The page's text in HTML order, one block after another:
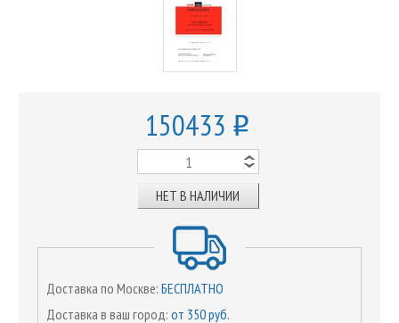
150433 o
НЕТ В НАЛИЧИИ
Доставка по Москве: БЕСПЛАТНО
Доставка в ваш город: от 350 руб.